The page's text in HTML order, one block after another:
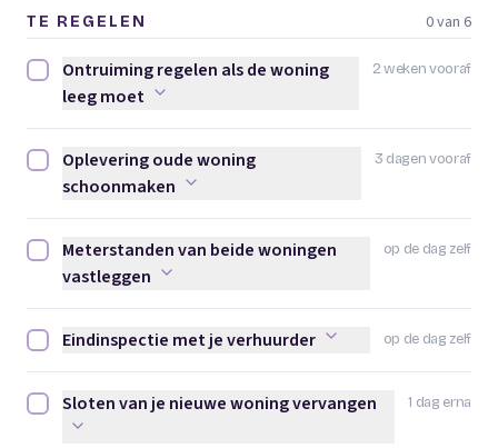
TE REGELEN 0 van 6
2 weken vooraf
Ontruiming regelen als de woning leeg moet afvinken
Ontruiming regelen als de woning
leeg moet
3 dagen vooraf
Oplevering oude woning schoonmaken afvinken
Oplevering oude woning
schoonmaken
op de dag zelf
Meterstanden van beide woningen vastleggen afvinken
Meterstanden van beide woningen
vastleggen
op de dag zelf
Eindinspectie met je verhuurder afvinken
Eindinspectie met je verhuurder
1 dag erna
Sloten van je nieuwe woning vervangen afvinken
Sloten van je nieuwe woning vervangen